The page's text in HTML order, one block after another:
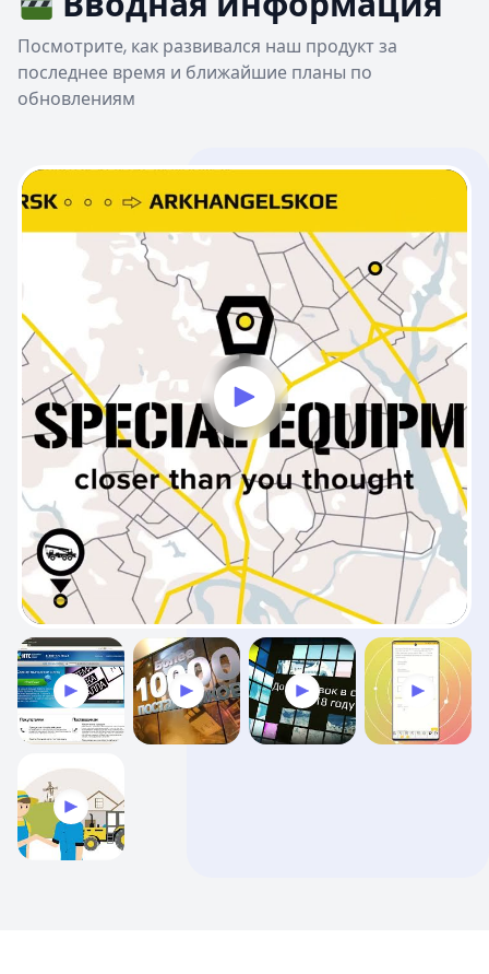
Посмотрите, как развивался наш продукт за
последнее время и ближайшие планы по
обновлениям